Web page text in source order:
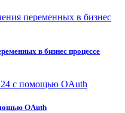
в бизнес процессе
OAuth